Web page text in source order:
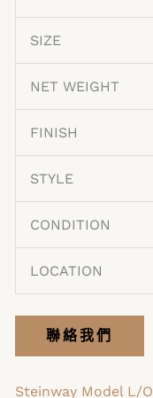
SIZE
NET WEIGHT
FINISH
STYLE
CONDITION
LOCATION
聯絡我們
Steinway Model L/O